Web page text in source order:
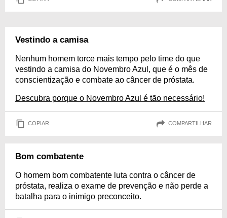
Vestindo a camisa
Nenhum homem torce mais tempo pelo time do que
vestindo a camisa do Novembro Azul, que é o mês de
conscientização e combate ao câncer de próstata.
Descubra porque o Novembro Azul é tão necessário!
COPIAR COMPARTILHAR
Bom combatente
O homem bom combatente luta contra o câncer de
próstata, realiza o exame de prevenção e não perde a
batalha para o inimigo preconceito.